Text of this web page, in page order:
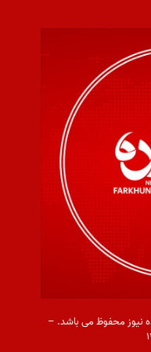
محفوظ می باشد. –